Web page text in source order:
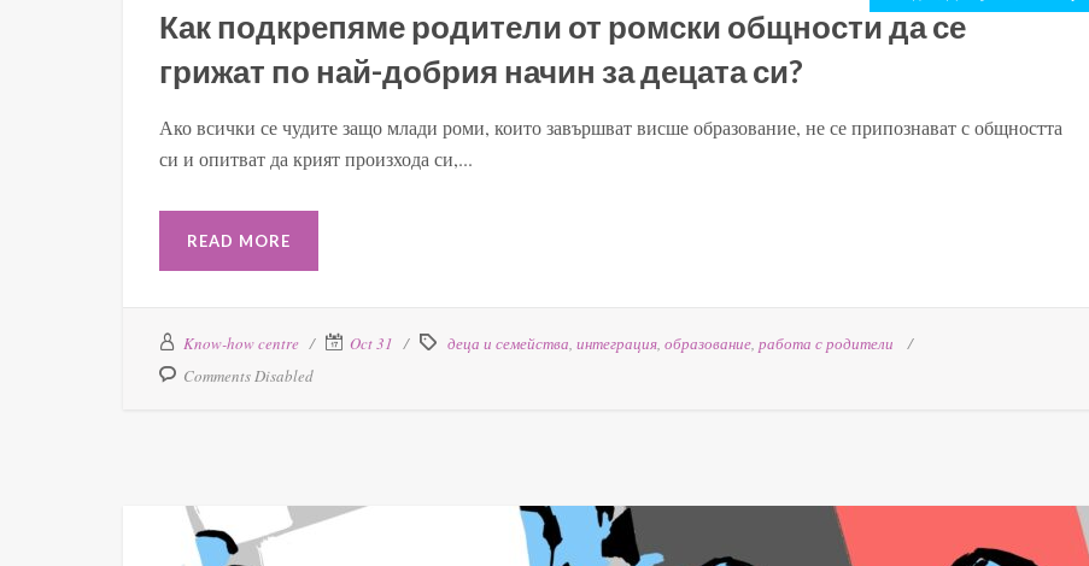
Как подкрепяме родители от ромски общности да се
грижат по най-добрия начин за децата си?
Ако всички се чудите защо млади роми, които завършват висше образование, не се припознават с общността
си и опитват да крият произхода си,...
READ MORE
Know-how centre Oct 31 деца и семейства, интеграция, образование, работа с родители
Comments Disabled